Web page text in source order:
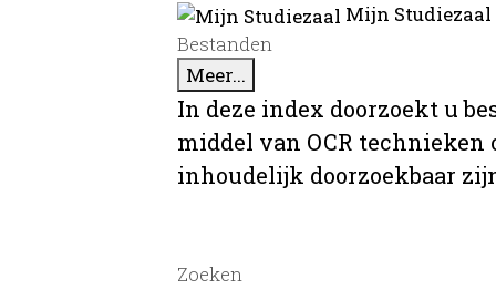
Mijn
Bestanden
Meer...
In deze index doorzoekt u
middel van OCR
inhoudelijk doorzoekbaar
Zoeken